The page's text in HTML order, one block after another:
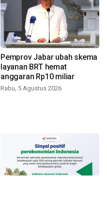
Pemprov Jabar ubah skema
layanan BRT hemat
anggaran Rp10 miliar
Rabu, 5 Agustus 2026